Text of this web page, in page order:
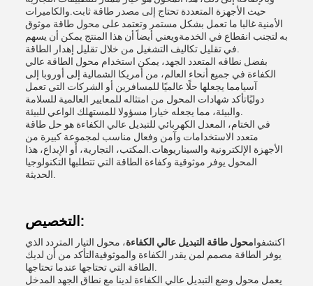
حيث الأجهزة المتعددة تحتاج إلى مصدر طاقة ثابت.والكاميرات
الأمنية غالبا ما تعمل بشكل مستمر وتعتمد على محول طاقة موثوق
به لتجنب انقطاع في الخدمةويعني أيضاً أن هذا المنتج يمكن أن يسهم
بفضل نطاقه المتعدد الجهد، يمكن استخدام محول الطاقة عالي
الكفاءة في جميع أنحاء العالم، من أمريكا الشمالية إلى أوروبا إلى
آسيامما يجعلها حلًا عالميًا للمسافرين أو الشركات التي تعمل
دوليًاتأكد شهادات المحول من امتثاله للمعايير العالمية للسلامة
في الختام، المعدل الكهربائي للتبديل عالي الكفاءة هو حل طاقة
متعدد الاستخدامات وآمن وفعال مناسب لمجموعة كبيرة من
الأجهزة الإلكترونية والسيناريوهات.المكتب، التجارية، أو الإبداع، هذا
المحول يوفر موثوقية وكفاءة الطاقة التي تتطلبها التكنولوجيا
التخصيص:
اكتشفوامحول طاقة التبديل عالي الكفاءة، محول التيار المتردد الذي
يوفر الطاقة مصمم لمن يقدر الكفاءة والموثوقيةالتأكد من أن لديك
يعمل محول وضع التبديل عالي الكفاءة لدينا مع نطاق الجهد المدخل